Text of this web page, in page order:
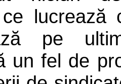
ce
pe
un fel de